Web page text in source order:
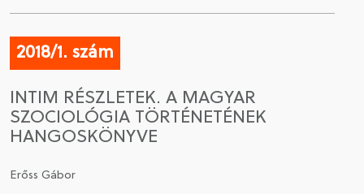
CSATLAKOZÁS A TÁRSASÁGHOZ / MEGÚJÍTOM A
TAGSÁGOMAT
2018/1. szám
INTIM RÉSZLETEK. A MAGYAR
SZOCIOLÓGIA TÖRTÉNETÉNEK
HANGOSKÖNYVE
Erőss Gábor